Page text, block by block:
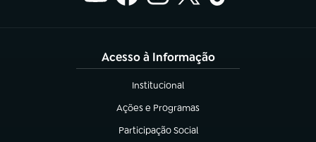
Acesso à Informação
Institucional
(abre em nova aba)
Ações e Programas
(abre em nova aba)
Participação Social
(abre em nova aba)